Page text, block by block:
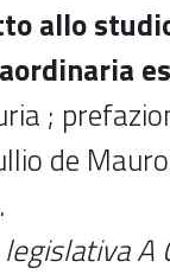
allo
;
de
A